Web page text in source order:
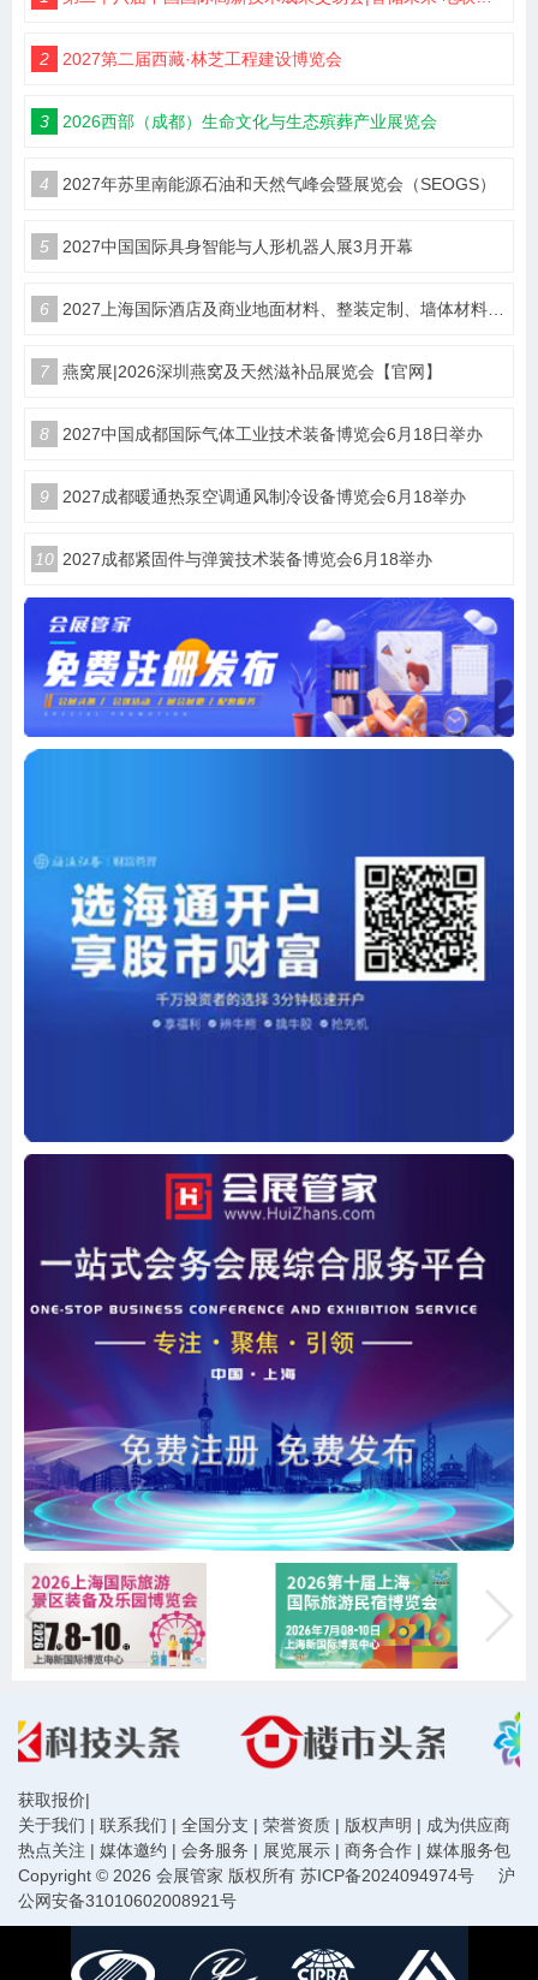
2 2027第二届西藏·林芝工程建设博览会
3 2026西部（成都）生命文化与生态殡葬产业展览会
4 2027年苏里南能源石油和天然气峰会暨展览会（SEOGS）
5 2027中国国际具身智能与人形机器人展3月开幕
6 2027上海国际酒店及商业地面材料、整装定制、墙体材料及精品设计、智慧酒店、照明及智能控制博览会 展位火热销售中！
7 燕窝展|2026深圳燕窝及天然滋补品展览会【官网】
8 2027中国成都国际气体工业技术装备博览会6月18日举办
9 2027成都暖通热泵空调通风制冷设备博览会6月18举办
10 2027成都紧固件与弹簧技术装备博览会6月18举办
获取报价|
关于我们 | 联系我们 | 全国分支 | 荣誉资质 | 版权声明 | 成为供应商
热点关注 | 媒体邀约 | 会务服务 | 展览展示 | 商务合作 | 媒体服务包
Copyright © 2026 会展管家 版权所有 苏ICP备2024094974号
沪
公网安备31010602008921号